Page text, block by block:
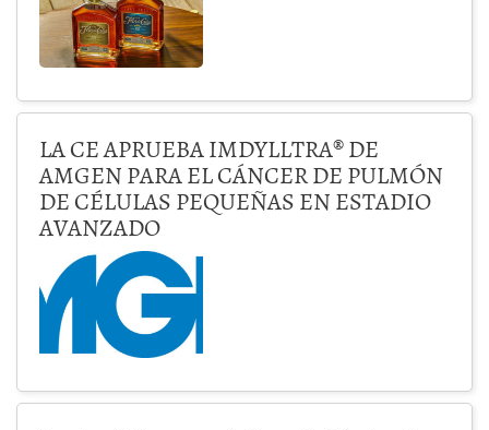
LA CE APRUEBA IMDYLLTRA® DE
AMGEN PARA EL CÁNCER DE PULMÓN
DE CÉLULAS PEQUEÑAS EN ESTADIO
AVANZADO